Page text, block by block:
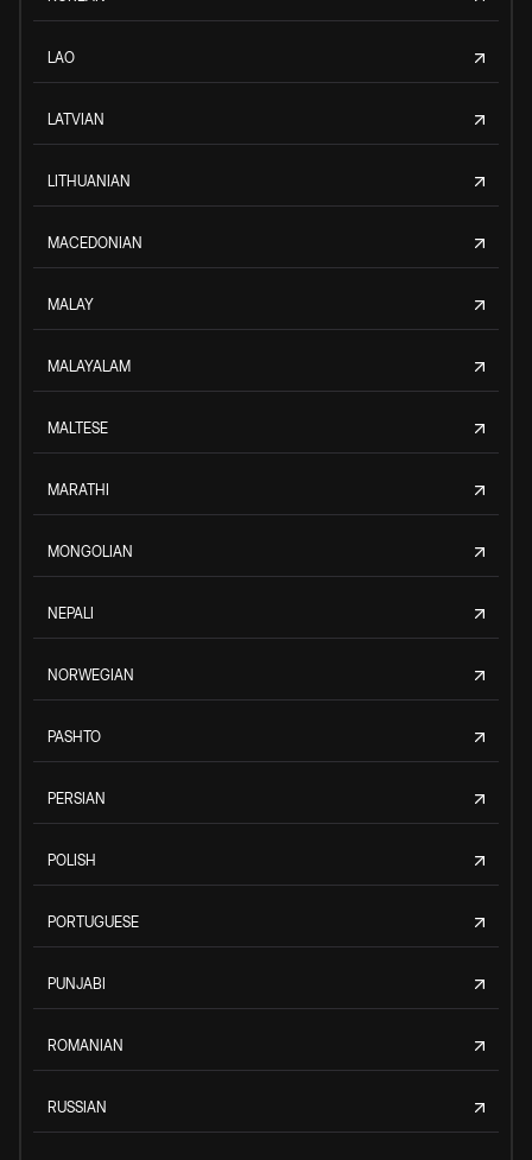
LAO
LATVIAN
LITHUANIAN
MACEDONIAN
MALAY
MALAYALAM
MALTESE
MARATHI
MONGOLIAN
NEPALI
NORWEGIAN
PASHTO
PERSIAN
POLISH
PORTUGUESE
PUNJABI
ROMANIAN
RUSSIAN